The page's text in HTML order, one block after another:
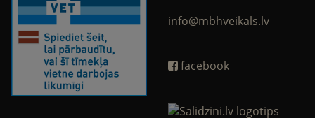
info@mbhveikals.lv
facebook